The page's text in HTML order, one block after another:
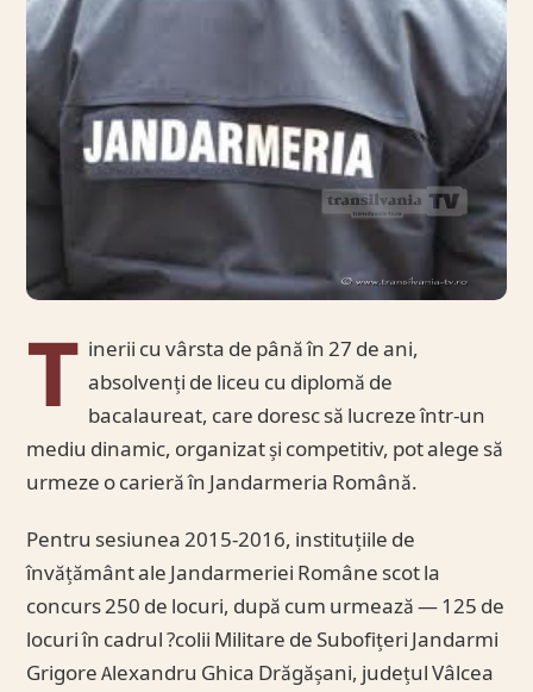
T inerii cu vârsta de până în 27 de ani,
absolvenți de liceu cu diplomă de
bacalaureat, care doresc să lucreze într-un
mediu dinamic, organizat și competitiv, pot alege să
urmeze o carieră în Jandarmeria Română.
Pentru sesiunea 2015-2016, instituțiile de
învățământ ale Jandarmeriei Române scot la
concurs 250 de locuri, după cum urmează — 125 de
locuri în cadrul ?colii Militare de Subofițeri Jandarmi
Grigore Alexandru Ghica Drăgășani, județul Vâlcea